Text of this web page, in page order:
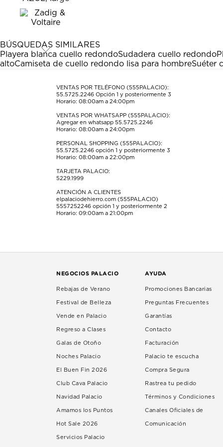
el
artículo
con
estrella
Esta
acción
abrirá
formulario
el
artículo
con
estrellas.
Esta
acción
abrirá
formulario
de
estrellas.
Esta
acción
abrirá
formulario
de
estrellas.
Esta
acción
abrirá
formulario
de
Esta
acción
abrirá
formulario
de
envío.
BÚSQUEDAS SIMILARES
Playera blanca cuello redondoSudadera cuello redondo
altoCamiseta de cuello redondo lisa para hombreSuéter
VENTAS POR TELÉFONO (555PALACIO):
55.5725.2246 Opción 1 y posteriormente 3
Horario: 08:00am a 24:00pm
VENTAS POR WHATSAPP (555PALACIO):
Agregar en whatsapp 55.5725.2246
Horario: 08:00am a 24:00pm
PERSONAL SHOPPING (555PALACIO):
55.5725.2246 opción 1 y posteriormente 3
Horario: 08:00am a 22:00pm
TARJETA PALACIO:
5229.1999
ATENCIÓN A CLIENTES
elpalaciodehierro.com (555PALACIO)
5557252246 opción 1 y posteriormente 2
Horario: 09:00am a 21:00pm
NEGOCIOS PALACIO
Rebajas de Verano
Festival de Belleza
Vende en Palacio
Regreso a Clases
Galas de Otoño
Noches Palacio
El Buen Fin 2026
Club Cava Palacio
Navidad Palacio
Amamos los Puntos
Hot Sale 2026
Servicios Palacio
AYUDA
Promociones Bancarias
Preguntas Frecuentes
Garantías
Contacto
Facturación
Palacio te escucha
Compra Segura
Rastrea tu pedido
Términos y Condiciones
Canales Oficiales de
Comunicación